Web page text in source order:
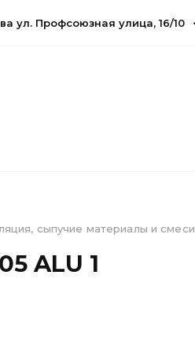
ул. Профсоюзная улица, 16/10
Контакты
сыпучие материалы и смеси
ALU 1